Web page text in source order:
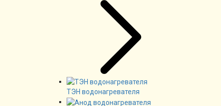
ТЭН водонагревателя